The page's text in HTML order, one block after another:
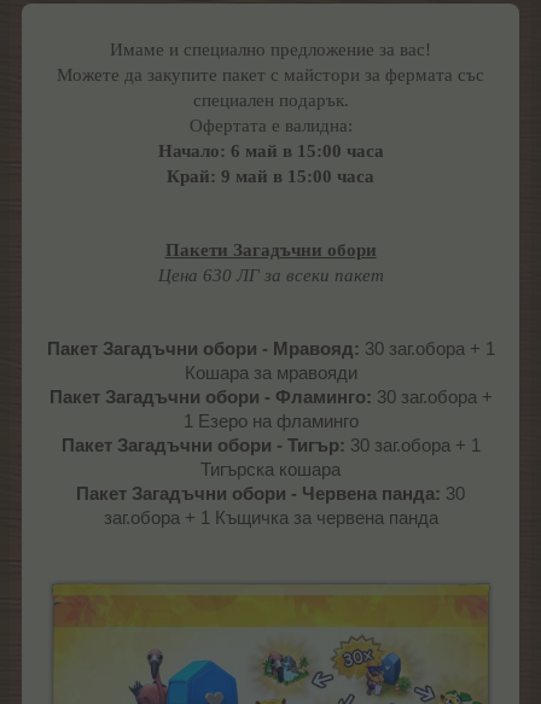
Имаме и специално предложение за вас!
Можете да закупите пакет с майстори за фермата със
специален подарък.
Офертата е валидна:
Начало: 6 май в 15:00 часа
Край: 9 май в 15:00 часа
Пакети Загадъчни обори
Цена 630 ЛГ за всеки пакет
Пакет Загадъчни обори - Мравояд: 30 заг.обора + 1
Кошара за мравояди
Пакет Загадъчни обори - Фламинго: 30 заг.обора +
1 Езеро на фламинго
Пакет Загадъчни обори - Тигър: 30 заг.обора + 1
Тигърска кошара
Пакет Загадъчни обори - Червена панда: 30
заг.обора + 1 Къщичка за червена панда